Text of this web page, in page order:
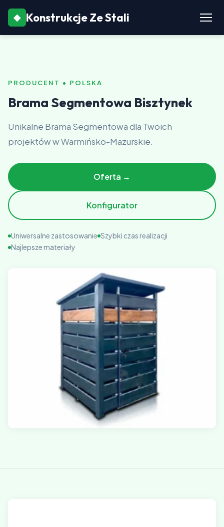
◆ Konstrukcje Ze Stali
PRODUCENT • POLSKA
Brama Segmentowa Bisztynek
Unikalne Brama Segmentowa dla Twoich
projektów w Warmińsko-Mazurskie.
Oferta →
Konfigurator
Uniwersalne zastosowanie Szybki czas realizacji
Najlepsze materiały